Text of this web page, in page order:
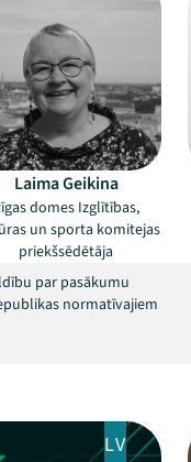
Laima Geikina
domes Izglītības,
un sporta komitejas
priekšsēdētāja
par pasākumu
normatīvajiem
LV